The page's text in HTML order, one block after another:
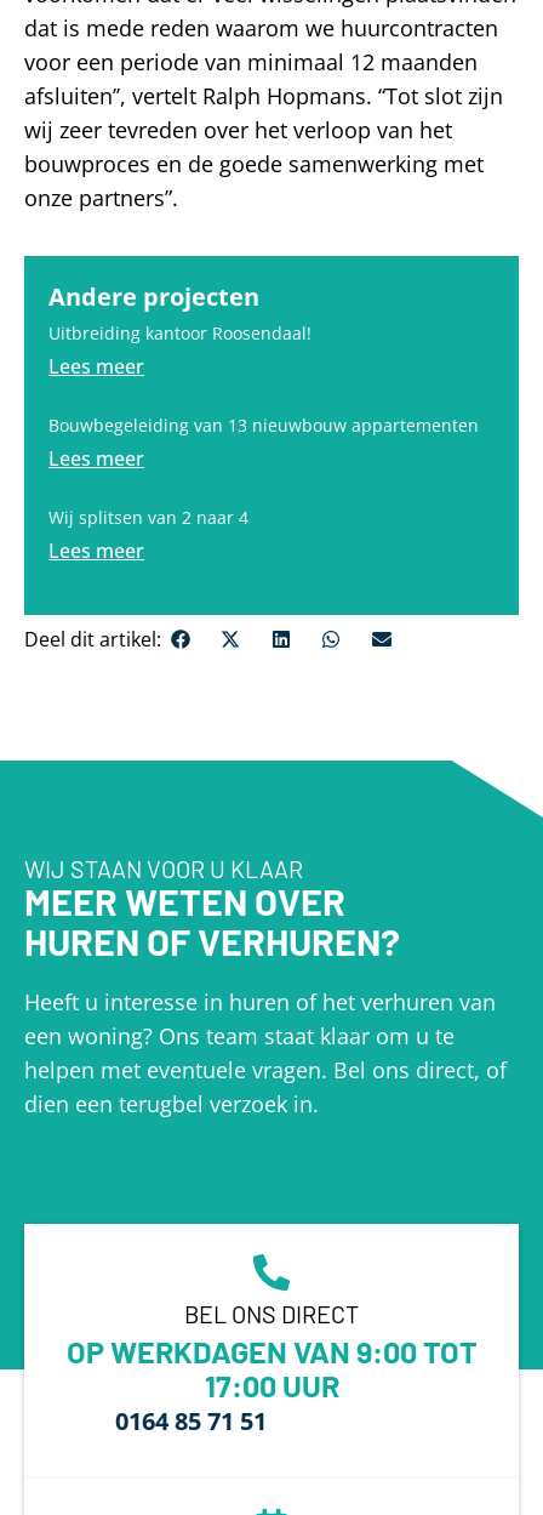
dat is mede reden waarom we huurcontracten
voor een periode van minimaal 12 maanden
afsluiten’’, vertelt Ralph Hopmans. “Tot slot zijn
wij zeer tevreden over het verloop van het
bouwproces en de goede samenwerking met
onze partners”.
Andere projecten
Uitbreiding kantoor Roosendaal!
Lees meer
Bouwbegeleiding van 13 nieuwbouw appartementen
Lees meer
Wij splitsen van 2 naar 4
Lees meer
Deel dit artikel:
WIJ STAAN VOOR U KLAAR
MEER WETEN OVER
HUREN OF VERHUREN?
Heeft u interesse in huren of het verhuren van
een woning? Ons team staat klaar om u te
helpen met eventuele vragen. Bel ons direct, of
dien een terugbel verzoek in.
BEL ONS DIRECT
OP WERKDAGEN VAN 9:00 TOT
17:00 UUR
0164 85 71 51